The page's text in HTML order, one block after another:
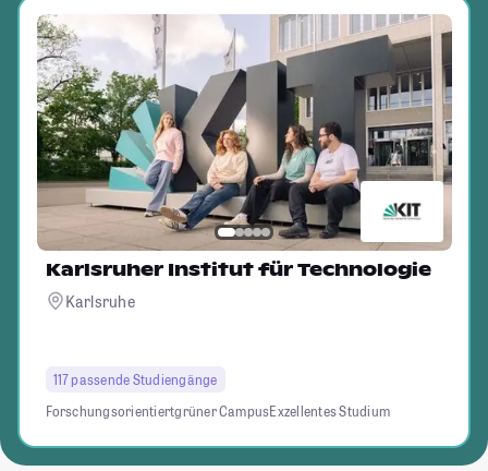
Karlsruher Institut für Technologie
Karlsruhe
117 passende Studiengänge
Forschungsorientiertgrüner CampusExzellentes Studium